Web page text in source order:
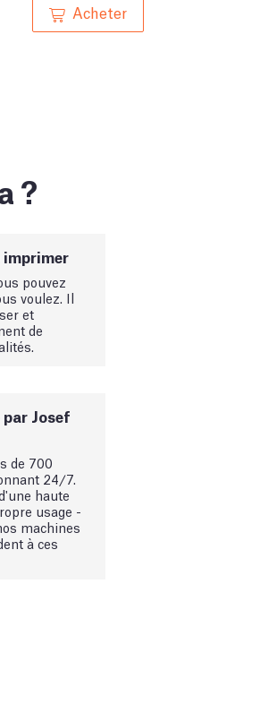
Acheter
?
imprimer
pouvez
voulez. Il
et
de
Josef
de 700
24/7.
haute
usage -
machines
à ces